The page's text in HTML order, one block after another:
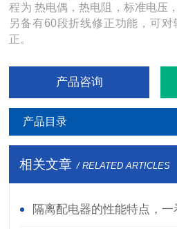
程为 热电偶，热电阻，标准电压
另备有60段折线修正功能，可
正。
产品咨询
产品目录
相关文章 / RELATED ARTICLES
隔离配电器的性能特点，一